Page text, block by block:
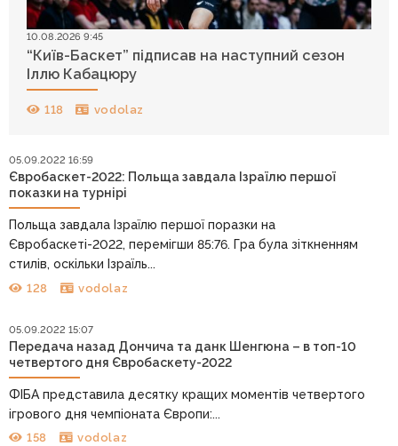
10.08.2026 9:45
“Київ-Баскет” підписав на наступний сезон
Іллю Кабацюру
118 vodolaz
05.09.2022 16:59
Євробаскет-2022: Польща завдала Ізраїлю першої
показки на турнірі
Польща завдала Ізраїлю першої поразки на
Євробаскеті-2022, перемігши 85:76. Гра була зіткненням
стилів, оскільки Ізраїль...
128 vodolaz
05.09.2022 15:07
Передача назад Дончича та данк Шенгюна – в топ-10
четвертого дня Євробаскету-2022
ФІБА представила десятку кращих моментів четвертого
ігрового дня чемпіоната Європи:...
158 vodolaz